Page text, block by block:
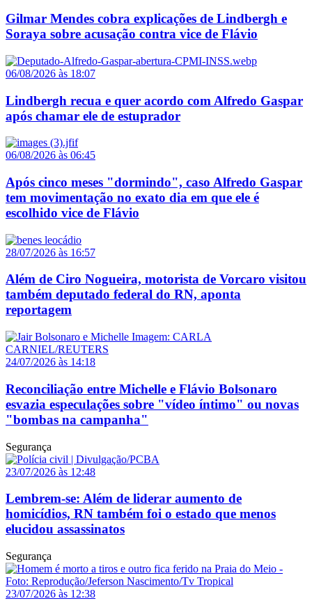
Gilmar Mendes cobra explicações de Lindbergh e
Soraya sobre acusação contra vice de Flávio
06/08/2026 às 18:07
Lindbergh recua e quer acordo com Alfredo Gaspar
após chamar ele de estuprador
06/08/2026 às 06:45
Após cinco meses "dormindo", caso Alfredo Gaspar
tem movimentação no exato dia em que ele é
escolhido vice de Flávio
28/07/2026 às 16:57
Além de Ciro Nogueira, motorista de Vorcaro visitou
também deputado federal do RN, aponta
reportagem
24/07/2026 às 14:18
Reconciliação entre Michelle e Flávio Bolsonaro
esvazia especulações sobre "vídeo íntimo" ou novas
"bombas na campanha"
Segurança
23/07/2026 às 12:48
Lembrem-se: Além de liderar aumento de
homicídios, RN também foi o estado que menos
elucidou assassinatos
Segurança
23/07/2026 às 12:38